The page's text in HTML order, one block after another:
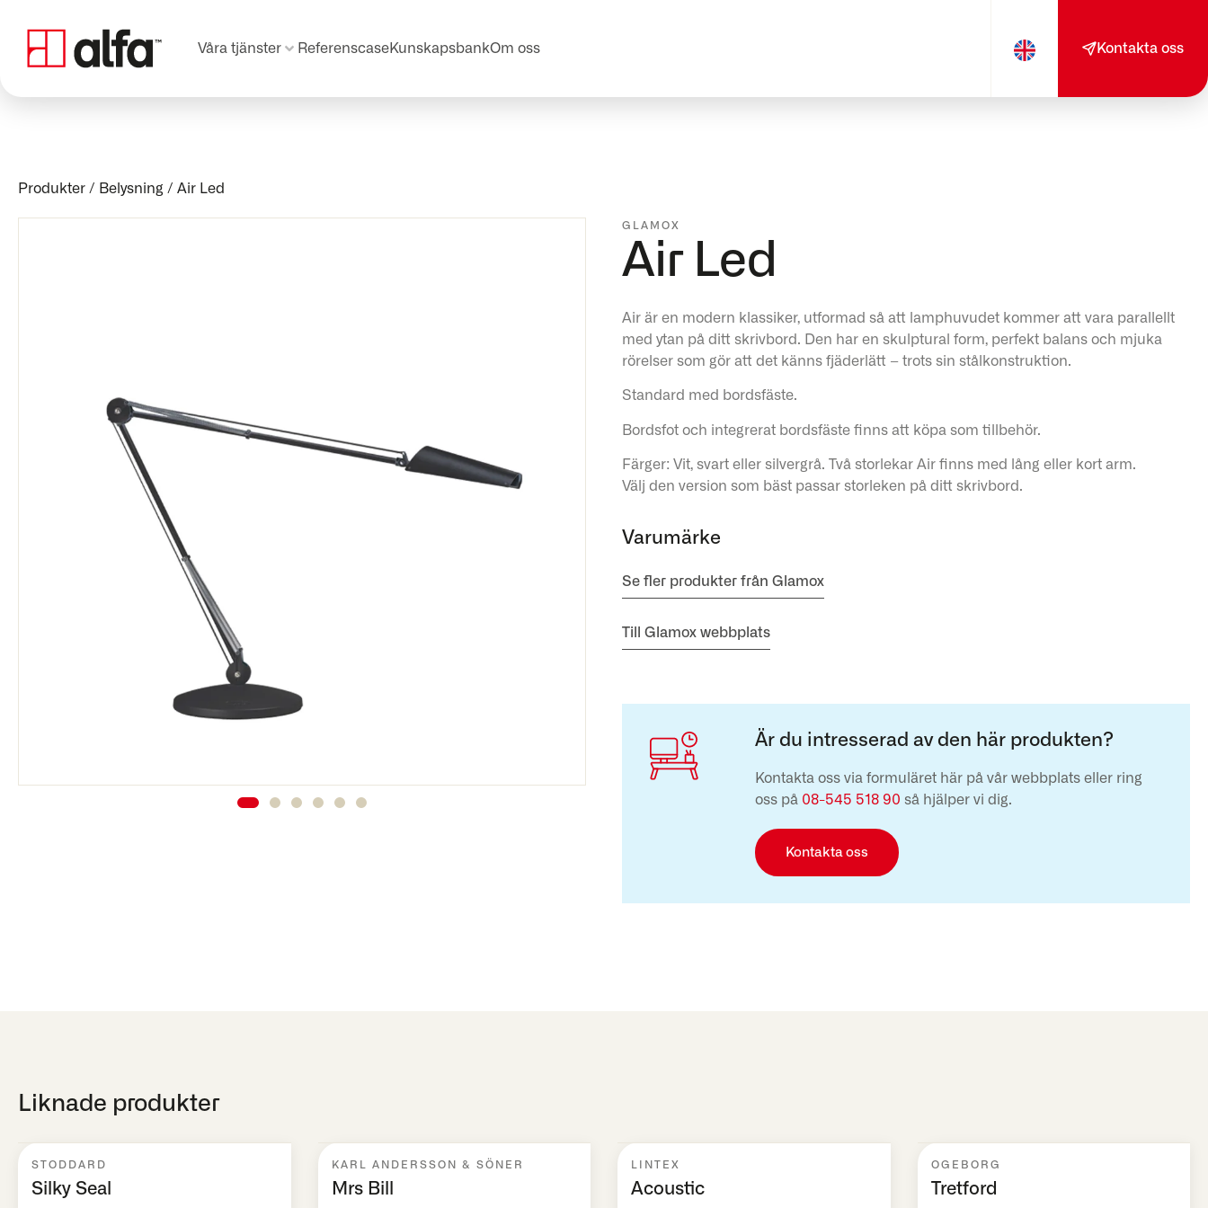
Våra tjänster ReferenscaseKunskapsbankOm oss Kontakta oss
Produkter / Belysning / Air Led
GLAMOX
Air Led
Air är en modern klassiker, utformad så att lamphuvudet kommer att vara parallellt
med ytan på ditt skrivbord. Den har en skulptural form, perfekt balans och mjuka
rörelser som gör att det känns fjäderlätt – trots sin stålkonstruktion.
Standard med bordsfäste.
Bordsfot och integrerat bordsfäste finns att köpa som tillbehör.
Färger: Vit, svart eller silvergrå. Två storlekar Air finns med lång eller kort arm.
Välj den version som bäst passar storleken på ditt skrivbord.
Varumärke
Se fler produkter från Glamox
Till Glamox webbplats
Är du intresserad av den här produkten?
Kontakta oss via formuläret här på vår webbplats eller ring
oss på 08-545 518 90 så hjälper vi dig.
Kontakta oss
Liknade produkter
STODDARD
Silky Seal
KARL ANDERSSON & SÖNER
Mrs Bill
LINTEX
Acoustic
OGEBORG
Tretford